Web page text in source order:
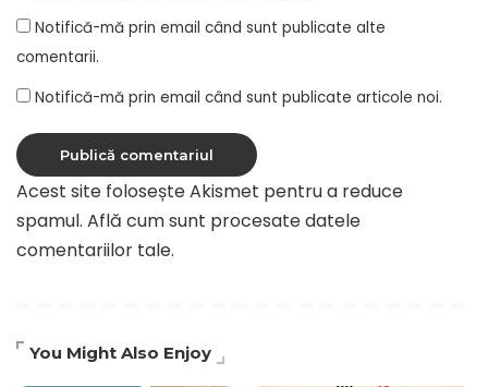
Notifică-mă prin email când sunt publicate alte
comentarii.
Notifică-mă prin email când sunt publicate articole noi.
Acest site folosește Akismet pentru a reduce
spamul. Află cum sunt procesate datele
comentariilor tale.
You Might Also Enjoy